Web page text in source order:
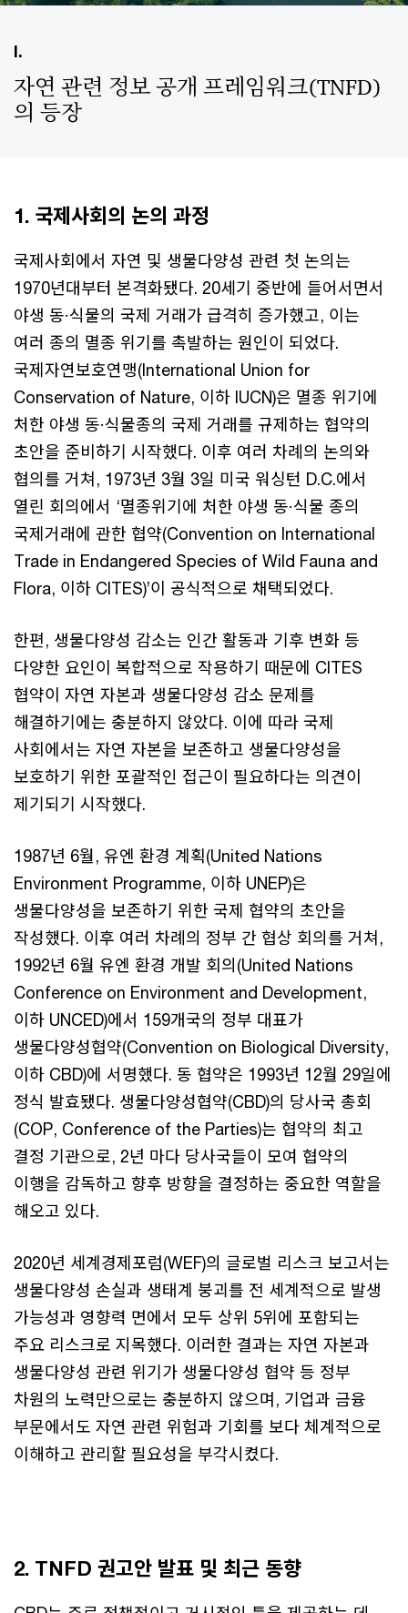
I.
자연 관련 정보 공개 프레임워크(TNFD)
의 등장
1. 국제사회의 논의 과정
국제사회에서 자연 및 생물다양성 관련 첫 논의는
1970년대부터 본격화됐다. 20세기 중반에 들어서면서
야생 동·식물의 국제 거래가 급격히 증가했고, 이는
여러 종의 멸종 위기를 촉발하는 원인이 되었다.
국제자연보호연맹(International Union for
Conservation of Nature, 이하 IUCN)은 멸종 위기에
처한 야생 동·식물종의 국제 거래를 규제하는 협약의
초안을 준비하기 시작했다. 이후 여러 차례의 논의와
협의를 거쳐, 1973년 3월 3일 미국 워싱턴 D.C.에서
열린 회의에서 ‘멸종위기에 처한 야생 동·식물 종의
국제거래에 관한 협약(Convention on International
Trade in Endangered Species of Wild Fauna and
Flora, 이하 CITES)’이 공식적으로 채택되었다.
한편, 생물다양성 감소는 인간 활동과 기후 변화 등
다양한 요인이 복합적으로 작용하기 때문에 CITES
협약이 자연 자본과 생물다양성 감소 문제를
해결하기에는 충분하지 않았다. 이에 따라 국제
사회에서는 자연 자본을 보존하고 생물다양성을
보호하기 위한 포괄적인 접근이 필요하다는 의견이
제기되기 시작했다.
1987년 6월, 유엔 환경 계획(United Nations
Environment Programme, 이하 UNEP)은
생물다양성을 보존하기 위한 국제 협약의 초안을
작성했다. 이후 여러 차례의 정부 간 협상 회의를 거쳐,
1992년 6월 유엔 환경 개발 회의(United Nations
Conference on Environment and Development,
이하 UNCED)에서 159개국의 정부 대표가
생물다양성협약(Convention on Biological Diversity,
이하 CBD)에 서명했다. 동 협약은 1993년 12월 29일에
정식 발효됐다. 생물다양성협약(CBD)의 당사국 총회
(COP, Conference of the Parties)는 협약의 최고
결정 기관으로, 2년 마다 당사국들이 모여 협약의
이행을 감독하고 향후 방향을 결정하는 중요한 역할을
해오고 있다.
2020년 세계경제포럼(WEF)의 글로벌 리스크 보고서는
생물다양성 손실과 생태계 붕괴를 전 세계적으로 발생
가능성과 영향력 면에서 모두 상위 5위에 포함되는
주요 리스크로 지목했다. 이러한 결과는 자연 자본과
생물다양성 관련 위기가 생물다양성 협약 등 정부
차원의 노력만으로는 충분하지 않으며, 기업과 금융
부문에서도 자연 관련 위험과 기회를 보다 체계적으로
이해하고 관리할 필요성을 부각시켰다.
2. TNFD 권고안 발표 및 최근 동향